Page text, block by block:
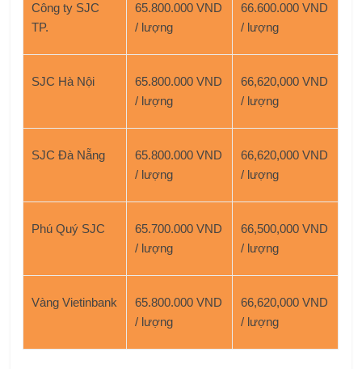
Công ty SJC
TP.
65.800.000 VND
/ lượng
66.600.000 VND
/ lượng
SJC Hà Nội
65.800.000 VND
/ lượng
66,620,000 VND
/ lượng
SJC Đà Nẵng
65.800.000 VND
/ lượng
66,620,000 VND
/ lượng
Phú Quý SJC
65.700.000 VND
/ lượng
66,500,000 VND
/ lượng
Vàng Vietinbank
65.800.000 VND
/ lượng
66,620,000 VND
/ lượng